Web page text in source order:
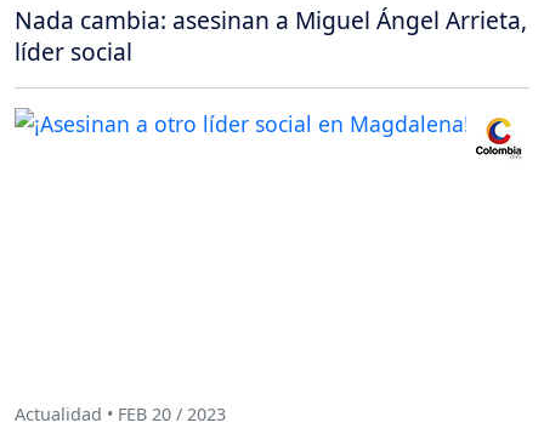
Nada cambia: asesinan a Miguel Ángel Arrieta,
líder social
Actualidad • FEB 20 / 2023